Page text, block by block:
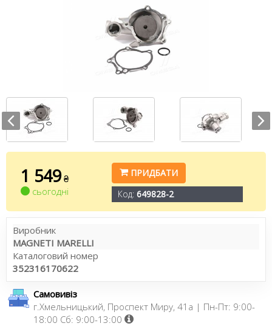
1 549 ₴
сьогодні
ПРИДБАТИ
Код: 649828-2
Виробник
MAGNETI MARELLI
Каталоговий номер
352316170622
Самовивіз
г.Хмельницький, Проспект Миру, 41а | Пн-Пт: 9:00-
18:00 Сб: 9:00-13:00